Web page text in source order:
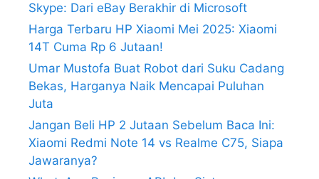
Skype: Dari eBay Berakhir di Microsoft
Harga Terbaru HP Xiaomi Mei 2025: Xiaomi
14T Cuma Rp 6 Jutaan!
Umar Mustofa Buat Robot dari Suku Cadang
Bekas, Harganya Naik Mencapai Puluhan
Juta
Jangan Beli HP 2 Jutaan Sebelum Baca Ini:
Xiaomi Redmi Note 14 vs Realme C75, Siapa
Jawaranya?